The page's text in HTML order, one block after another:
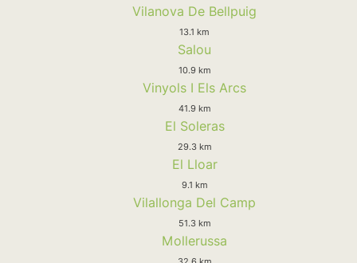
Vilanova De Bellpuig
13.1 km
Salou
10.9 km
Vinyols I Els Arcs
41.9 km
El Soleras
29.3 km
El Lloar
9.1 km
Vilallonga Del Camp
51.3 km
Mollerussa